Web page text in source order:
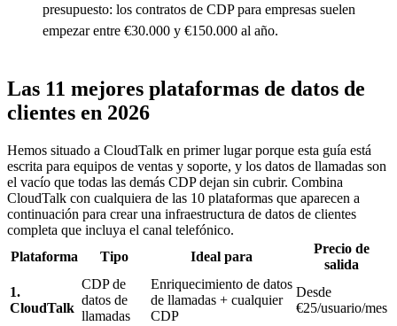
presupuesto: los contratos de CDP para empresas suelen
empezar entre €30.000 y €150.000 al año.
Las 11 mejores plataformas de datos de
clientes en 2026
Hemos situado a CloudTalk en primer lugar porque esta guía está
escrita para equipos de ventas y soporte, y los datos de llamadas son
el vacío que todas las demás CDP dejan sin cubrir. Combina
CloudTalk con cualquiera de las 10 plataformas que aparecen a
continuación para crear una infraestructura de datos de clientes
completa que incluya el canal telefónico.
Plataforma
Tipo Ideal para
Precio de
salida
1.
CloudTalk
CDP de
datos de
llamadas
Enriquecimiento de datos
de llamadas + cualquier
CDP
Desde
€25/usuario/mes